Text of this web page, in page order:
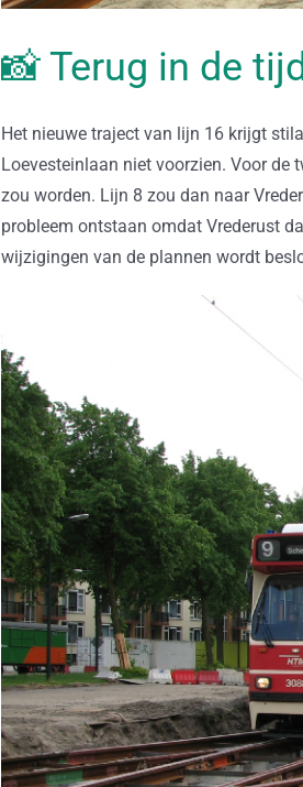
📸 Terug in de
Het nieuwe traject van lijn 16 krijgt
Loevesteinlaan niet voorzien. Voor de
zou worden. Lijn 8 zou dan naar
probleem ontstaan omdat Vrederust
wijzigingen van de plannen wordt